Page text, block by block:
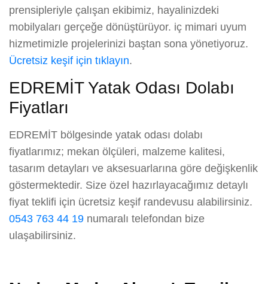
prensipleriyle çalışan ekibimiz, hayalinizdeki
mobilyaları gerçeğe dönüştürüyor. iç mimari uyum
hizmetimizle projelerinizi baştan sona yönetiyoruz.
Ücretsiz keşif için tıklayın.
EDREMİT Yatak Odası Dolabı
Fiyatları
EDREMİT bölgesinde yatak odası dolabı
fiyatlarımız; mekan ölçüleri, malzeme kalitesi,
tasarım detayları ve aksesuarlarına göre değişkenlik
göstermektedir. Size özel hazırlayacağımız detaylı
fiyat teklifi için ücretsiz keşif randevusu alabilirsiniz.
0543 763 44 19 numaralı telefondan bize
ulaşabilirsiniz.